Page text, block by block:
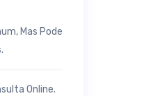
Mas Pode
Online.